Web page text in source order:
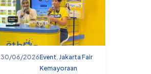
30/06/2026Event Jakarta Fair
Kemayoraan